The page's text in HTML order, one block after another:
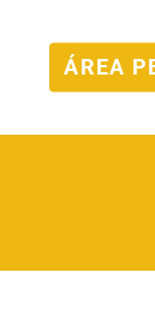
ÁREA